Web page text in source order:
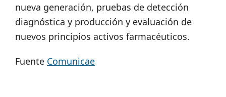
nueva generación, pruebas de detección
diagnóstica y producción y evaluación de
nuevos principios activos farmacéuticos.
Fuente Comunicae